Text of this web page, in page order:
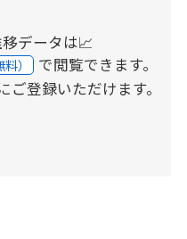
データは📈
料） で閲覧できます。
登録いただけます。